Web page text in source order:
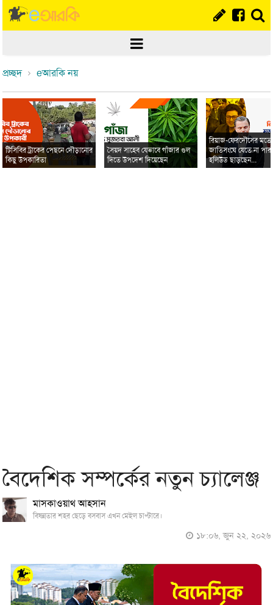
প্রচ্ছদ eআরকি নয়
টিসিবির ট্রাকের পেছনে দৌড়ানোর
কিছু উপকারিতা
সৈয়দ সাহেব যেভাবে গাঁজার গুল
দিতে উপদেশ দিয়েছেন
রিয়াজ-ফেরদৌসের মতো
জাতিসংঘে যেতে না
হলিউড ছাড়ছেন...
বৈদেশিক সম্পর্কের নতুন চ্যালেঞ্জ
মাসকাওয়াথ আহসান
বিষন্নতার শহর ছেড়ে বসবাস এখন মেইল চাপ্টারে।
১৮:০৬, জুন ২২, ২০২৬